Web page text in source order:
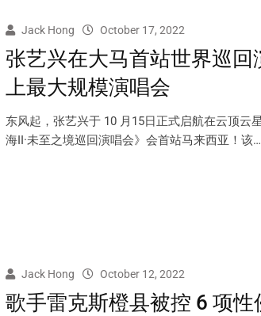
Jack Hong October 17, 2022
张艺兴在大马首站世界巡回
上最大规模演唱会
东风起，张艺兴于 10 月15日正式启航在云顶云
海II·未至之境巡回演唱会》会首站马来西亚！该…
Jack Hong October 12, 2022
歌手雷克斯橙县被控 6 项性